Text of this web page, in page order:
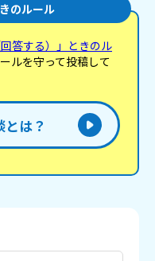
のルール
答する）」ときのル
ルを守って投稿して
は？